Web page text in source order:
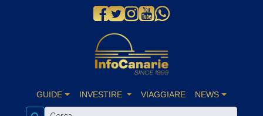
GUIDE INVESTIRE VIAGGIARE NEWS